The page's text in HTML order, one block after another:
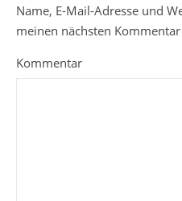
Name, E-Mail-Adresse und
meinen nächsten
Kommentar